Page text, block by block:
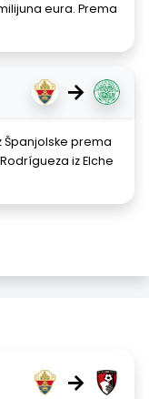
eura. Prema
→
Španjolske prema
iz Elche
→